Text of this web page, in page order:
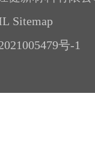
Sitemap
号-1